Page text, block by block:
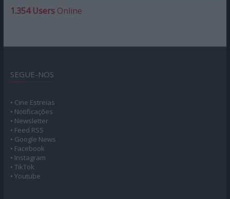
1.354 UsersOnline
SEGUE-NOS
• Cine Estreias
• Notificações
• Newsletter
• Feed RSS
• Google News
• Facebook
• Instagram
• TikTok
• Youtube